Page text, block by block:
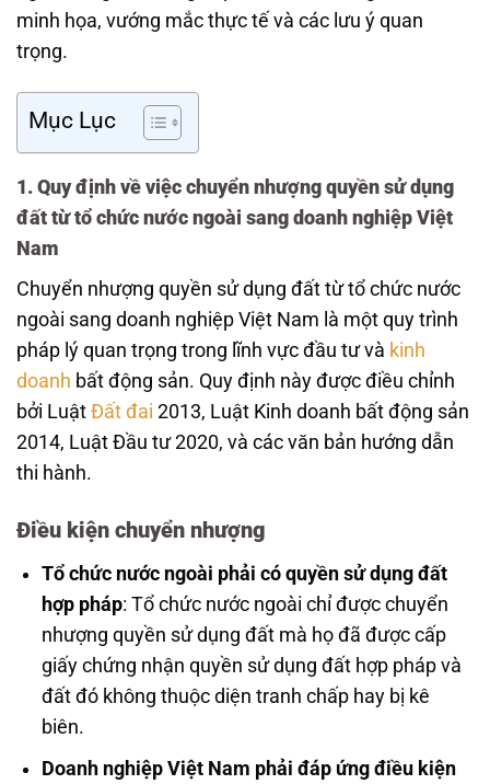
minh họa, vướng mắc thực tế và các lưu ý quan
trọng.
Mục Lục
1. Quy định về việc chuyển nhượng quyền sử dụng
đất từ tổ chức nước ngoài sang doanh nghiệp Việt
Nam
Chuyển nhượng quyền sử dụng đất từ tổ chức nước
ngoài sang doanh nghiệp Việt Nam là một quy trình
pháp lý quan trọng trong lĩnh vực đầu tư và kinh
doanh bất động sản. Quy định này được điều chỉnh
bởi Luật Đất đai 2013, Luật Kinh doanh bất động sản
2014, Luật Đầu tư 2020, và các văn bản hướng dẫn
thi hành.
Điều kiện chuyển nhượng
Tổ chức nước ngoài phải có quyền sử dụng đất
hợp pháp: Tổ chức nước ngoài chỉ được chuyển
nhượng quyền sử dụng đất mà họ đã được cấp
giấy chứng nhận quyền sử dụng đất hợp pháp và
đất đó không thuộc diện tranh chấp hay bị kê
biên.
Doanh nghiệp Việt Nam phải đáp ứng điều kiện